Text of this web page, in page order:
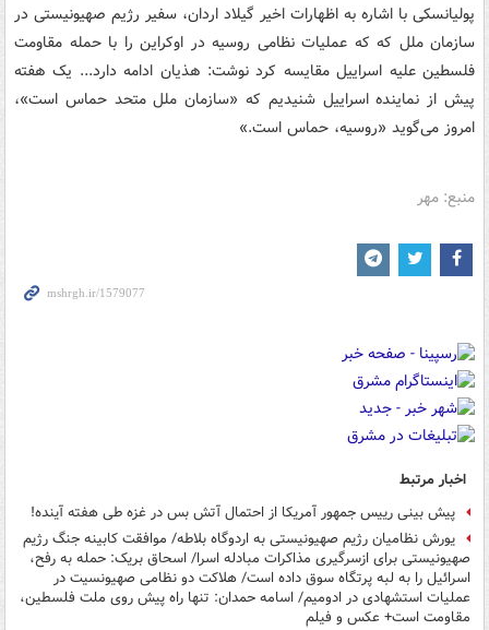
پولیانسکی با اشاره به اظهارات اخیر گیلاد اردان، سفیر رژیم صهیونیستی در
سازمان ملل که که عملیات نظامی روسیه در اوکراین را با حمله مقاومت
فلسطین علیه اسراییل مقایسه کرد نوشت: هذیان ادامه دارد... یک هفته
پیش از نماینده اسراییل شنیدیم که «سازمان ملل متحد حماس است»،
امروز می‌گوید «روسیه، حماس است.»
منبع: مهر
اخبار مرتبط
پیش بینی رییس جمهور آمریکا از احتمال آتش بس در غزه طی هفته آینده!
یورش نظامیان رژیم صهیونیستی به اردوگاه بلاطه/ موافقت کابینه جنگ رژیم
صهیونیستی برای ازسرگیری مذاکرات مبادله اسرا/ اسحاق بریک: حمله به رفح،
اسرائیل را به لبه پرتگاه سوق داده است/ هلاکت دو نظامی صهیونسیت در
عملیات استشهادی در ادومیم/ اسامه حمدان: تنها راه پیش روی ملت فلسطین،
مقاومت است+ عکس و فیلم